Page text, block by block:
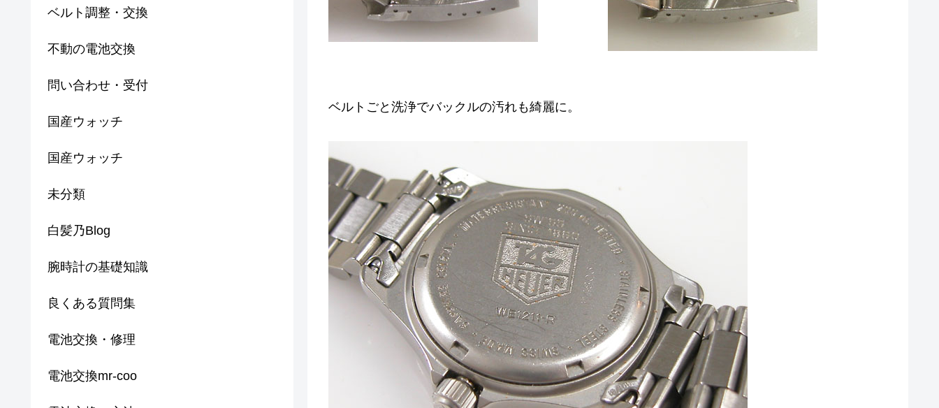
ベルトごと洗浄でバックルの汚れも綺麗に。
ベルト調整・交換
不動の電池交換
問い合わせ・受付
国産ウォッチ
国産ウォッチ
未分類
白髪乃Blog
腕時計の基礎知識
良くある質問集
電池交換・修理
電池交換mr-coo